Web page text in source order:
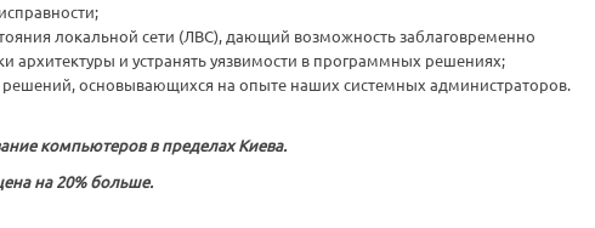
локальной сети (ЛВС), дающий возможность заблаговременно
архитектуры и устранять уязвимости в программных решениях;
решений, основывающихся на опыте наших системных администраторов.
компьютеров в пределах Киева.
на 20% больше.